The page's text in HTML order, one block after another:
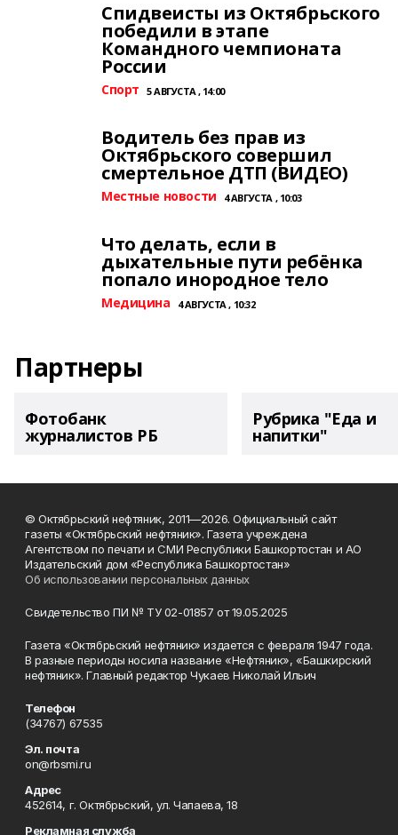
Спидвеисты из Октябрьского
победили в этапе
Командного чемпионата
России
Спорт 5 АВГУСТА , 14:00
Водитель без прав из
Октябрьского совершил
смертельное ДТП (ВИДЕО)
Местные новости 4 АВГУСТА , 10:03
Что делать, если в
дыхательные пути ребёнка
попало инородное тело
Медицина 4 АВГУСТА , 10:32
Партнеры
Фотобанк
журналистов РБ
Рубрика "Еда и
напитки"
© Октябрьский нефтяник, 2011—2026. Официальный сайт
газеты «Октябрьский нефтяник». Газета учреждена
Агентством по печати и СМИ Республики Башкортостан и АО
Издательский дом «Республика Башкортостан»
Об использовании персональных данных
Свидетельство ПИ № ТУ 02-01857 от 19.05.2025
Газета «Октябрьский нефтяник» издается с февраля 1947 года.
В разные периоды носила название «Нефтяник», «Башкирский
нефтяник». Главный редактор Чукаев Николай Ильич
Телефон
(34767) 67535
Эл. почта
on@rbsmi.ru
Адрес
452614, г. Октябрьский, ул. Чапаева, 18
Рекламная служба